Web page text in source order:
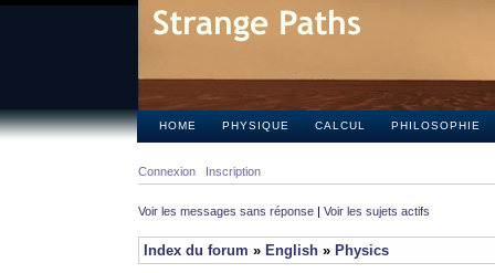
HOME PHYSIQUE CALCUL PHILOSOPHIE
Connexion Inscription
Voir les messages sans réponse | Voir les sujets actifs
Index du forum » English » Physics